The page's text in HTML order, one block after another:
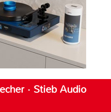
· Stieb Audio